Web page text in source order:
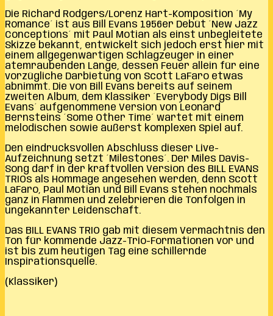
Die Richard Rodgers/Lorenz Hart-Komposition ´My
Romance´ ist aus Bill Evans 1956er Debüt ´New Jazz
Conceptions´ mit Paul Motian als einst unbegleitete
Skizze bekannt, entwickelt sich jedoch erst hier mit
einem allgegenwärtigen Schlagzeuger in einer
atemraubenden Länge, dessen Feuer allein für eine
vorzügliche Darbietung von Scott LaFaro etwas
abnimmt. Die von Bill Evans bereits auf seinem
zweiten Album, dem Klassiker ´Everybody Digs Bill
Evans´ aufgenommene Version von Leonard
Bernsteins ´Some Other Time´ wartet mit einem
melodischen sowie äußerst komplexen Spiel auf.
Den eindrucksvollen Abschluss dieser Live-
Aufzeichnung setzt ´Milestones´. Der Miles Davis-
Song darf in der kraftvollen Version des BILL EVANS
TRIOs als Hommage angesehen werden, denn Scott
LaFaro, Paul Motian und Bill Evans stehen nochmals
ganz in Flammen und zelebrieren die Tonfolgen in
ungekannter Leidenschaft.
Das BILL EVANS TRIO gab mit diesem Vermächtnis den
Ton für kommende Jazz-Trio-Formationen vor und
ist bis zum heutigen Tag eine schillernde
Inspirationsquelle.
(Klassiker)